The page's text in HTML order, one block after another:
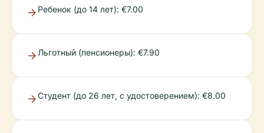
Ребенок (до 14 лет): €7.00
Льготный (пенсионеры): €7.90
Студент (до 26 лет, с удостоверением): €8.00